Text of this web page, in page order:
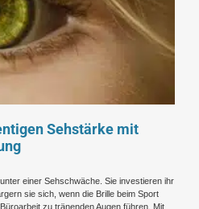
Sehstärke mit
einer Sehschwäche. Sie investieren ihr
sie sich, wenn die Brille beim Sport
zu tränenden Augen führen. Mit